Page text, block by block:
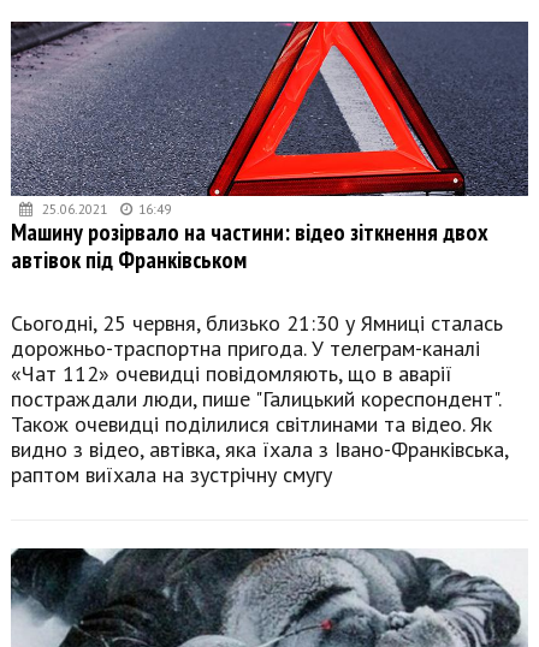
25.06.2021 16:49
Машину розірвало на частини: відео зіткнення двох
автівок під Франківськом
Сьогодні, 25 червня, близько 21:30 у Ямниці сталась
дорожньо-траспортна пригода. У телеграм-каналі
«Чат 112» очевидці повідомляють, що в аварії
постраждали люди, пише "Галицький кореспондент".
Також очевидці поділилися світлинами та відео. Як
видно з відео, автівка, яка їхала з Івано-Франківська,
раптом виїхала на зустрічну смугу